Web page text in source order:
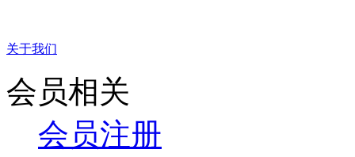
关于我们
会员相关
会员注册